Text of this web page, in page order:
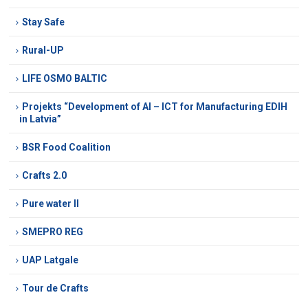
Stay Safe
Rural-UP
LIFE OSMO BALTIC
Projekts “Development of AI – ICT for Manufacturing EDIH
in Latvia”
BSR Food Coalition
Crafts 2.0
Pure water II
SMEPRO REG
UAP Latgale
Tour de Crafts